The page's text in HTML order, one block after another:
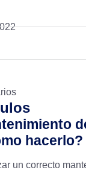
hacerlo?
un correcto